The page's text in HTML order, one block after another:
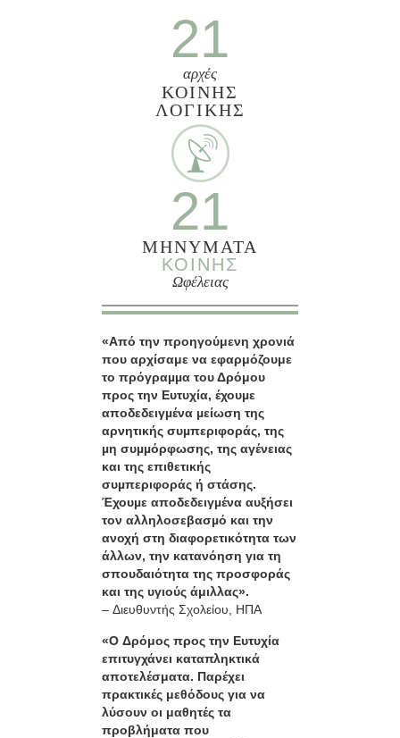
21
αρχές
ΚΟΙΝΗΣ
ΛΟΓΙΚΗΣ
21
ΜΗΝΥΜΑΤΑ
ΚΟΙΝΗΣ
Ωφέλειας
«Από την προηγούμενη χρονιά
που αρχίσαμε να εφαρμόζουμε
το πρόγραµµα του Δρόμου
προς την Ευτυχία, έχουµε
αποδεδειγµένα µείωση της
αρνητικής συµπεριφοράς, της
µη συµµόρφωσης, της αγένειας
και της επιθετικής
συµπεριφοράς ή στάσης.
Έχουµε αποδεδειγµένα αυξήσει
τον αλληλοσεβασµό και την
ανοχή στη διαφορετικότητα των
άλλων, την κατανόηση για τη
σπουδαιότητα της προσφοράς
και της υγιούς άμιλλας».
– Διευθυντής Σχολείου, ΗΠΑ
«Ο Δρόμος προς την Ευτυχία
επιτυγχάνει καταπληκτικά
αποτελέσματα. Παρέχει
πρακτικές μεθόδους για να
λύσουν οι μαθητές τα
προβλήματα που